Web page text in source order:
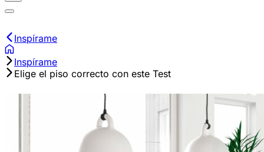
Inspírame
Inspírame
Elige el piso correcto con este Test